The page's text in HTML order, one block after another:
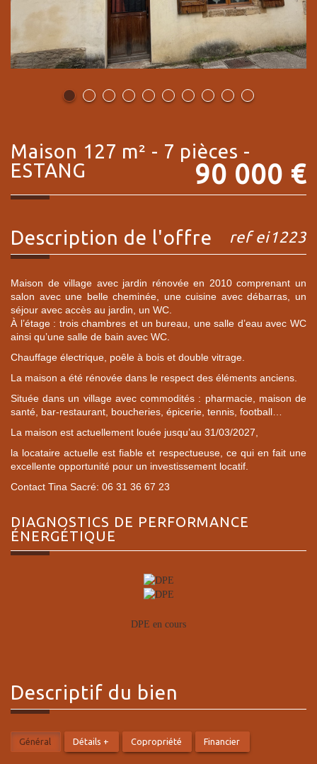
maison 127 m² - 7 pièces -
ESTANG
90 000 €
description de l'offre ref ei1223
Maison de village avec jardin rénovée en 2010 comprenant un
salon avec une belle cheminée, une cuisine avec débarras, un
séjour avec accès au jardin, un WC.
À l’étage : trois chambres et un bureau, une salle d’eau avec WC
ainsi qu’une salle de bain avec WC.
Chauffage électrique, poêle à bois et double vitrage.
La maison a été rénovée dans le respect des éléments anciens.
Située dans un village avec commodités : pharmacie, maison de
santé, bar-restaurant, boucheries, épicerie, tennis, football…
La maison est actuellement louée jusqu’au 31/03/2027,
la locataire actuelle est fiable et respectueuse, ce qui en fait une
excellente opportunité pour un investissement locatif.
Contact Tina Sacré: 06 31 36 67 23
DIAGNOSTICS DE PERFORMANCE
ÉNERGÉTIQUE
DPE en cours
descriptif du bien
Général Détails + Copropriété Financier